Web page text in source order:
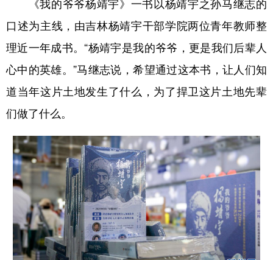
《我的爷爷杨靖宇》一书以杨靖宇之孙马继志的
口述为主线，由吉林杨靖宇干部学院两位青年教师整
理近一年成书。“杨靖宇是我的爷爷，更是我们后辈人
心中的英雄。”马继志说，希望通过这本书，让人们知
道当年这片土地发生了什么，为了捍卫这片土地先辈
们做了什么。